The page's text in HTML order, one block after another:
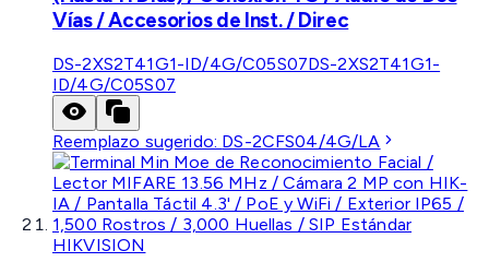
Vías / Accesorios de Inst. / Direc
DS-2XS2T41G1-ID/4G/C05S07DS-2XS2T41G1-
ID/4G/C05S07
Reemplazo sugerido: DS-2CFS04/4G/LA
HIKVISION